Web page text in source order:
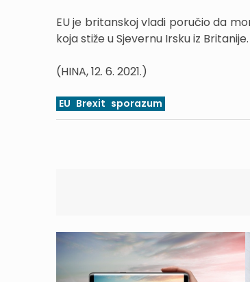
EU je britanskoj vladi poručio da
koja stiže u Sjevernu Irsku iz
(HINA, 12. 6. 2021.)
EU Brexit sporazum